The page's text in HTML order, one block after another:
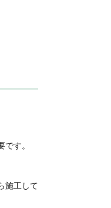
す。
施工して